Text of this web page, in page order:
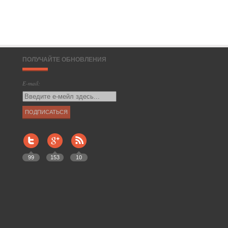
ПОЛУЧАЙТЕ ОБНОВЛЕНИЯ
E-mail:
99 153 10